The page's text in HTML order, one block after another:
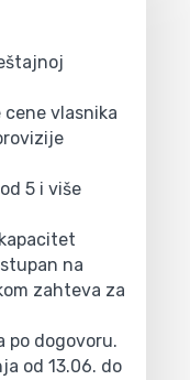
cene vlasnika
5 i više
na
zahteva za
po dogovoru.
od 13.06. do